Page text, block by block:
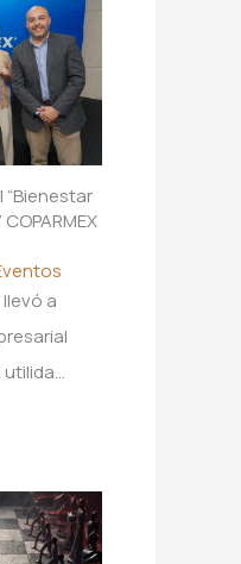
llevó a
utilida…